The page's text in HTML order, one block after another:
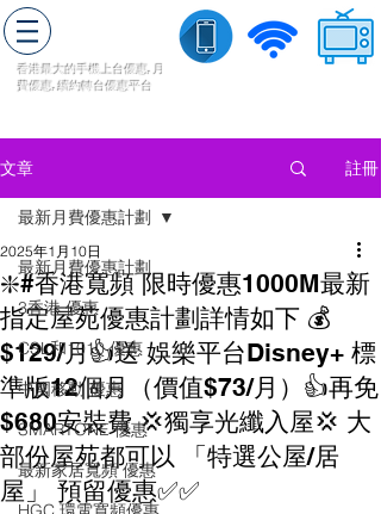
香港最大的手機上台優惠, 月
費優惠,續約轉台優惠平台
文章 註冊
最新月費優惠計劃
3香港 優惠
CSL和1010 優惠
中國移動 優惠
SMARTONE 優惠
最新家居寬頻 優惠
最新月費優惠計劃
❇️#香港寬頻 限時優惠1000M最新
指定屋苑優惠計劃詳情如下 💰
$129/月👍送 娛樂平台Disney+ 標
準版12個月（價值$73/月）👍再免
$680安裝費 💢獨享光纖入屋💢 大
部份屋苑都可以 「特選公屋/居
屋」 預留優惠✅✅
2025年1月10日